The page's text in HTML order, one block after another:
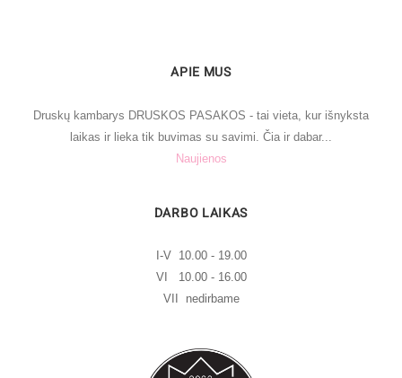
APIE MUS
Druskų kambarys DRUSKOS PASAKOS - tai vieta, kur išnyksta
laikas ir lieka tik buvimas su savimi. Čia ir dabar...
Naujienos
DARBO LAIKAS
I-V 10.00 - 19.00
VI 10.00 - 16.00
VII nedirbame